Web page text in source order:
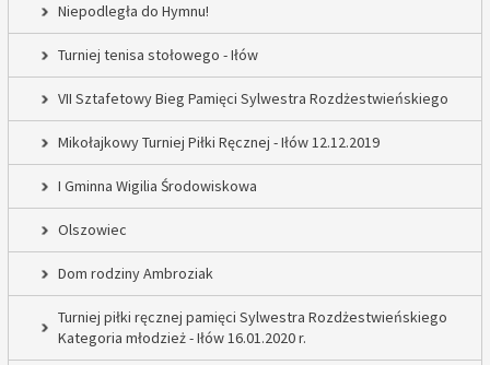
Niepodległa do Hymnu!
Turniej tenisa stołowego - Iłów
VII Sztafetowy Bieg Pamięci Sylwestra Rozdżestwieńskiego
Mikołajkowy Turniej Piłki Ręcznej - Iłów 12.12.2019
I Gminna Wigilia Środowiskowa
Olszowiec
Dom rodziny Ambroziak
Turniej piłki ręcznej pamięci Sylwestra Rozdżestwieńskiego
Kategoria młodzież - Iłów 16.01.2020 r.